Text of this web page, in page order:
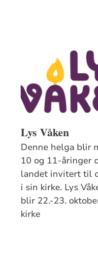
Lys Våken
Denne helga blir
10 og 11-åringer
landet invitert til
i sin kirke. Lys
blir 22.-23.
kirke